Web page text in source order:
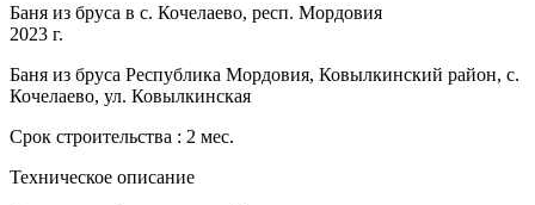
Баня из бруса в с. Кочелаево, респ. Мордовия
2023 г.
Баня из бруса Республика Мордовия, Ковылкинский район, с.
Кочелаево, ул. Ковылкинская
Срок строительства : 2 мес.
Техническое описание